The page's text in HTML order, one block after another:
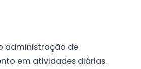
administração de
em atividades diárias.